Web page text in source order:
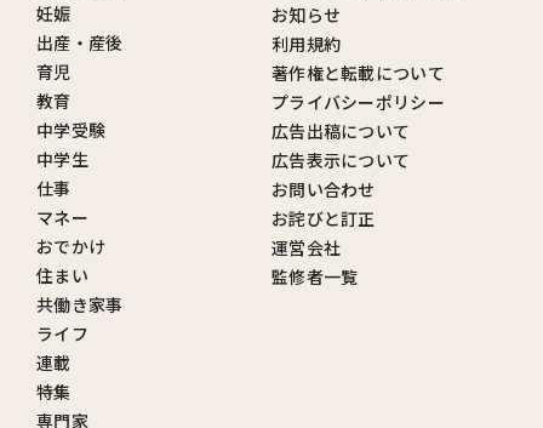
妊娠
出産・産後
育児
教育
中学受験
中学生
仕事
マネー
おでかけ
住まい
共働き家事
ライフ
連載
特集
専門家
お知らせ
利用規約
著作権と転載について
プライバシーポリシー
広告出稿について
広告表示について
お問い合わせ
お詫びと訂正
運営会社
監修者一覧